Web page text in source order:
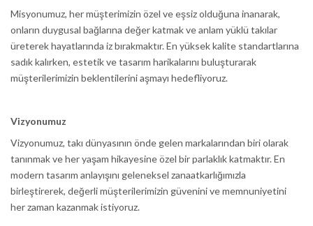
Misyonumuz, her müşterimizin özel ve eşsiz olduğuna inanarak,
onların duygusal bağlarına değer katmak ve anlam yüklü takılar
üreterek hayatlarında iz bırakmaktır. En yüksek kalite standartlarına
sadık kalırken, estetik ve tasarım harikalarını buluşturarak
müşterilerimizin beklentilerini aşmayı hedefliyoruz.
Vizyonumuz
Vizyonumuz, takı dünyasının önde gelen markalarından biri olarak
tanınmak ve her yaşam hikayesine özel bir parlaklık katmaktır. En
modern tasarım anlayışını geleneksel zanaatkarlığımızla
birleştirerek, değerli müşterilerimizin güvenini ve memnuniyetini
her zaman kazanmak istiyoruz.